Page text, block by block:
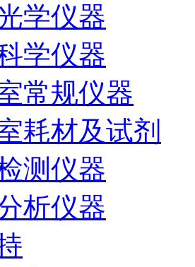
学仪器
学仪器
常规仪器
耗材及试剂
测仪器
析仪器